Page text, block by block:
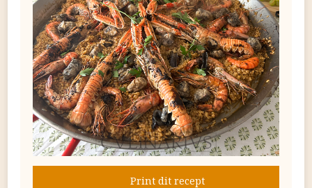
Print dit recept